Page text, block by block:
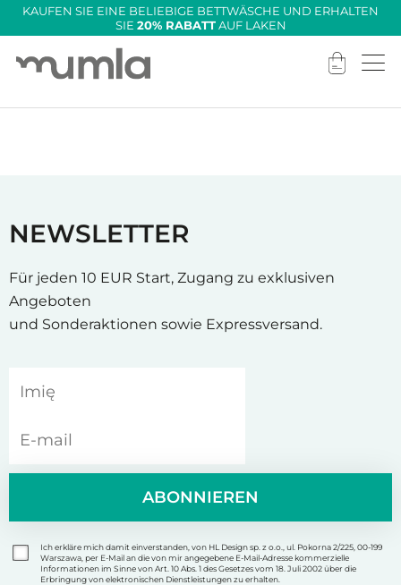
KAUFEN SIE EINE BELIEBIGE BETTWÄSCHE UND ERHALTEN
SIE 20% RABATTAUF LAKEN
NEWSLETTER
Für jeden 10 EUR Start, Zugang zu exklusiven
Angeboten
und Sonderaktionen sowie Expressversand.
ABONNIEREN
Ich erkläre mich damit einverstanden, von HL Design sp. z o.o., ul. Pokorna 2/225, 00-199
Warszawa, per E-Mail an die von mir angegebene E-Mail-Adresse kommerzielle
Informationen im Sinne von Art. 10 Abs. 1 des Gesetzes vom 18. Juli 2002 über die
Erbringung von elektronischen Dienstleistungen zu erhalten.